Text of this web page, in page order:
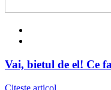
Vai, bietul de el! Ce
Citește articol